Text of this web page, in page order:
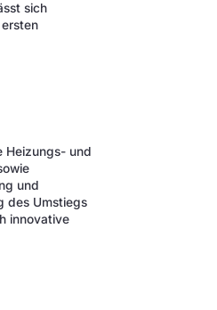
sich
Heizungs- und
und
des Umstiegs
innovative